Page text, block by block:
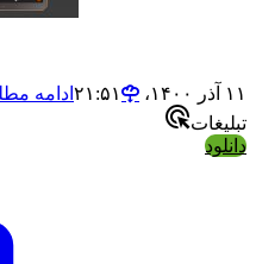
ادامه مطلب